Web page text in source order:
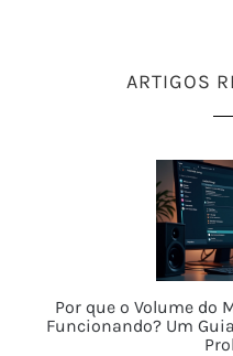
ARTIGOS
Por que o Volume do
Funcionando? Um